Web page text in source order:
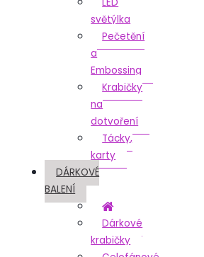
světýlka
Pečetění
a
Embossing
Krabičky
na
dotvoření
Tácky,
karty
DÁRKOVÉ
BALENÍ
Dárkové
krabičky